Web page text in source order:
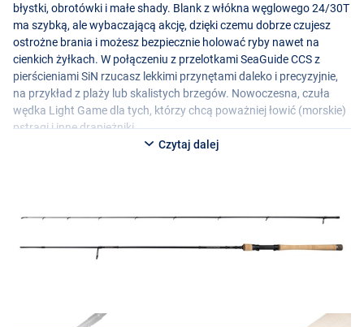
błystki, obrotówki i małe shady. Blank z włókna węglowego 24/30T
ma szybką, ale wybaczającą akcję, dzięki czemu dobrze czujesz
ostrożne brania i możesz bezpiecznie holować ryby nawet na
cienkich żyłkach. W połączeniu z przelotkami SeaGuideCCSz
pierścieniami SiN rzucasz lekkimi przynętami daleko i precyzyjnie,
na przykład z plaży lub skalistych brzegów. Nowoczesna, czuła
wędka Light Game dla tych, którzy chcą poważniej łowić (morskie)
pstrągi i inne drapieżniki.
- Długość: 2,15m
- Długość transportowa: 111cm
- Długość: 2,43m
Czytaj dalej